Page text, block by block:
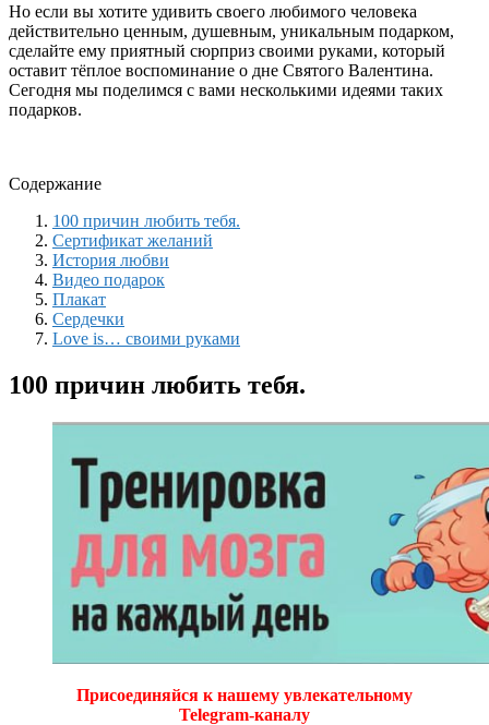
Но если вы хотите удивить своего любимого человека
действительно ценным, душевным, уникальным подарком,
сделайте ему приятный сюрприз своими руками, который
оставит тёплое воспоминание о дне Святого Валентина.
Сегодня мы поделимся с вами несколькими идеями таких
подарков.
Содержание
100 причин любить тебя.
Сертификат желаний
История любви
Видео подарок
Плакат
Сердечки
Love is… своими руками
100 причин любить тебя.
Присоединяйся к нашему увлекательному
Telegram-каналу